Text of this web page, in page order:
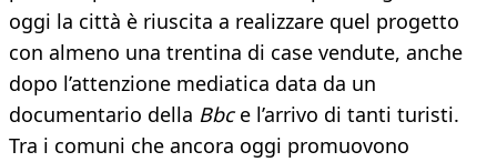
oggi la città è riuscita a realizzare quel progetto
con almeno una trentina di case vendute, anche
dopo l’attenzione mediatica data da un
documentario della Bbce l’arrivo di tanti turisti.
Tra i comuni che ancora oggi promuovono